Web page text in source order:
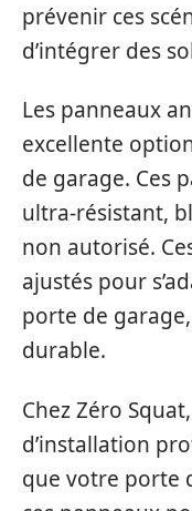
prévenir ces
d’intégrer des
Les panneaux
excellente
de garage. Ces
ultra-résistant,
non autorisé.
ajustés pour
porte de
durable.
Chez Zéro
d’installation
que votre porte